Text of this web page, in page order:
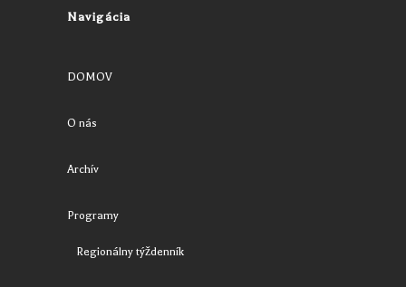
Navigácia
DOMOV
O nás
Archív
Programy
Regionálny týždenník